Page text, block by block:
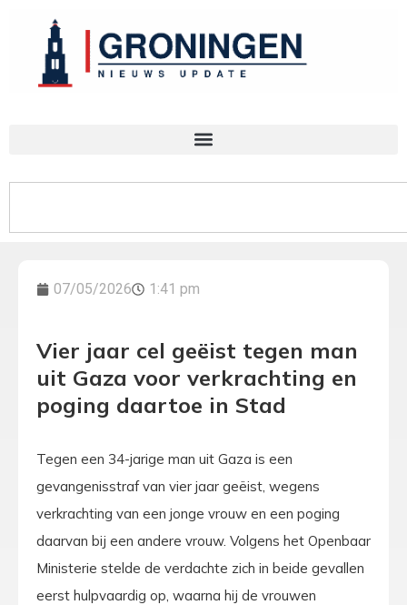
07/05/2026 1:41 pm
Vier jaar cel geëist tegen man
uit Gaza voor verkrachting en
poging daartoe in Stad
Tegen een 34-jarige man uit Gaza is een
gevangenisstraf van vier jaar geëist, wegens
verkrachting van een jonge vrouw en een poging
daarvan bij een andere vrouw. Volgens het Openbaar
Ministerie stelde de verdachte zich in beide gevallen
eerst hulpvaardig op, waarna hij de vrouwen